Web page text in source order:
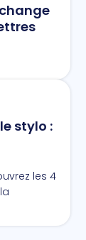
stylo :
les 4